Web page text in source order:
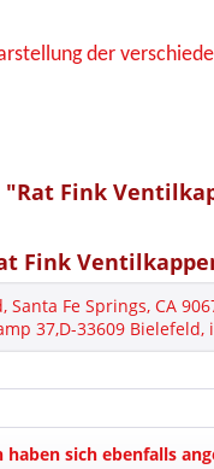
der
Fink
Fink
Santa Fe Springs, CA
37,D-33609
haben sich ebenfalls